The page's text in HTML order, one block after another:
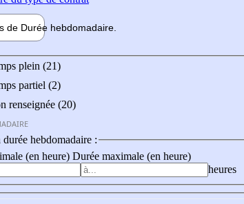
de Durée hebdomadaire
plein (21)
partiel (2)
renseignée (20)
durée hebdomadaire :
(en heure) Durée maximale (en heure)
heures